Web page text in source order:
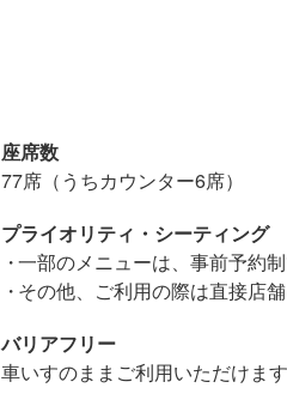
座席数
77席（うちカウンター6席）
プライオリティ・シーティング
一部のメニューは、事前予約制
その他、ご利用の際は直接店舗
バリアフリー
車いすのままご利用いただけます